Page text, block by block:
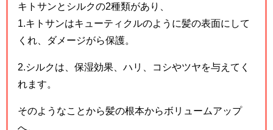
キトサンとシルクの2種類があり、
1.キトサンはキューティクルのように髪の表面にして
くれ、ダメージがら保護。
2.シルクは、保湿効果、ハリ、コシやツヤを与えてく
れます。
そのようなことから髪の根本からボリュームアップ
へ。